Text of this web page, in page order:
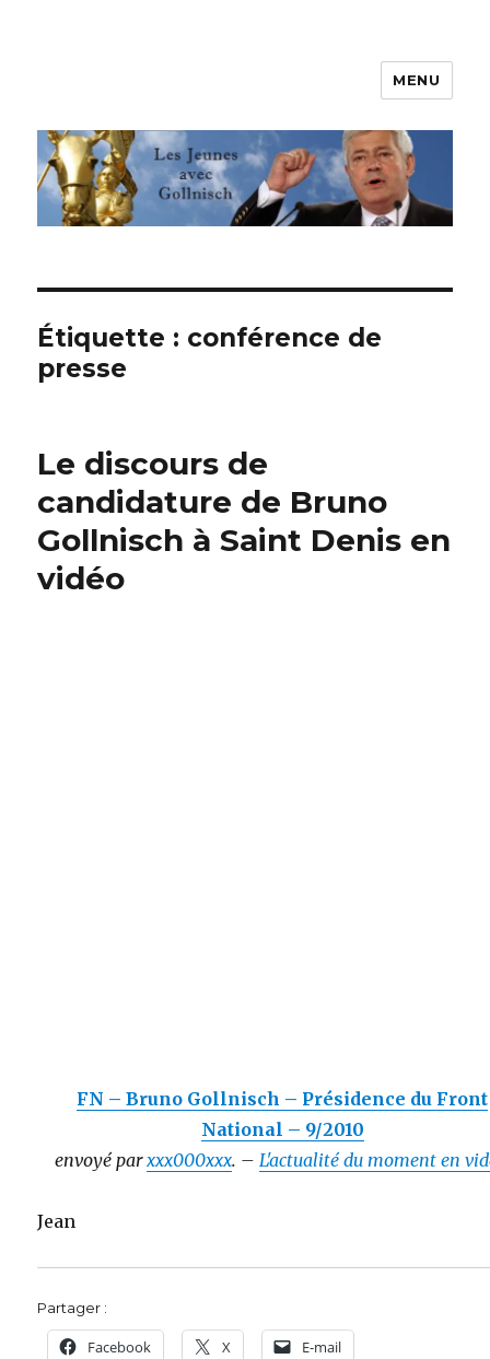
Les jeunes avec Gollnisch
MENU
Étiquette : conférence de
presse
Le discours de
candidature de Bruno
Gollnisch à Saint Denis en
vidéo
FN – Bruno Gollnisch – Présidence du Front
National – 9/2010
envoyé parxxx000xxx. – L'actualité du moment en
Jean
Partager :
Facebook X E-mail